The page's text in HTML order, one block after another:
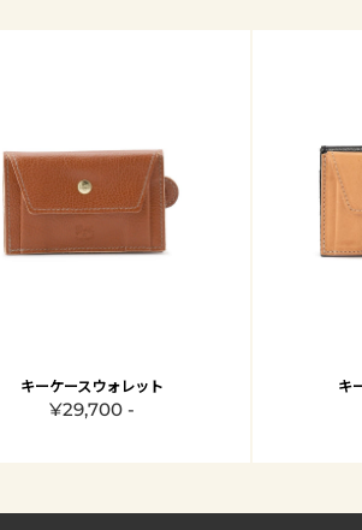
キーケースウォレット
¥29,700 -
キ